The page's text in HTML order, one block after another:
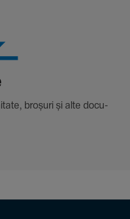
broșuri și alte docu­